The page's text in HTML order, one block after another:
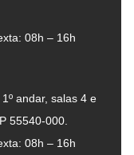
08h – 16h
andar, salas 4 e
55540-000.
08h – 16h